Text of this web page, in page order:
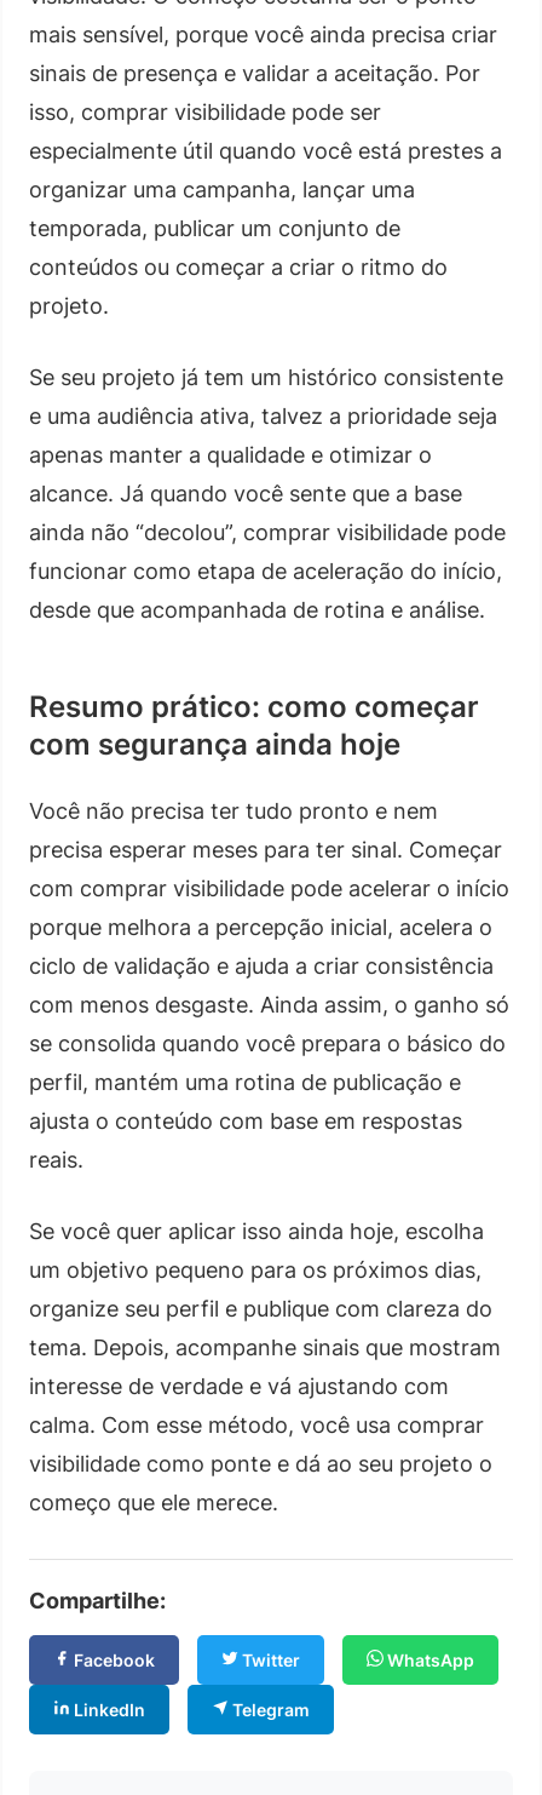
mais sensível, porque você ainda precisa criar
sinais de presença e validar a aceitação. Por
isso, comprar visibilidade pode ser
especialmente útil quando você está prestes a
organizar uma campanha, lançar uma
temporada, publicar um conjunto de
conteúdos ou começar a criar o ritmo do
projeto.
Se seu projeto já tem um histórico consistente
e uma audiência ativa, talvez a prioridade seja
apenas manter a qualidade e otimizar o
alcance. Já quando você sente que a base
ainda não “decolou”, comprar visibilidade pode
funcionar como etapa de aceleração do início,
desde que acompanhada de rotina e análise.
Resumo prático: como começar
com segurança ainda hoje
Você não precisa ter tudo pronto e nem
precisa esperar meses para ter sinal. Começar
com comprar visibilidade pode acelerar o início
porque melhora a percepção inicial, acelera o
ciclo de validação e ajuda a criar consistência
com menos desgaste. Ainda assim, o ganho só
se consolida quando você prepara o básico do
perfil, mantém uma rotina de publicação e
ajusta o conteúdo com base em respostas
reais.
Se você quer aplicar isso ainda hoje, escolha
um objetivo pequeno para os próximos dias,
organize seu perfil e publique com clareza do
tema. Depois, acompanhe sinais que mostram
interesse de verdade e vá ajustando com
calma. Com esse método, você usa comprar
visibilidade como ponte e dá ao seu projeto o
começo que ele merece.
Compartilhe:
Facebook Twitter WhatsApp
LinkedIn Telegram